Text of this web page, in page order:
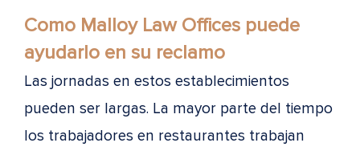
Como Malloy Law Offices puede
ayudarlo en su reclamo
Las jornadas en estos establecimientos
pueden ser largas. La mayor parte del tiempo
los trabajadores en restaurantes trabajan